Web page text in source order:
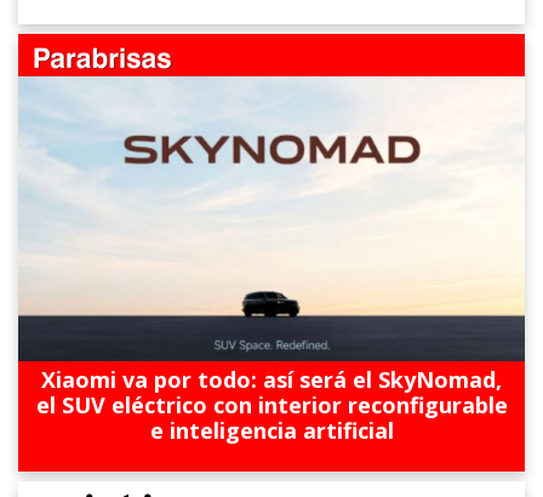
Xiaomi va por todo: así será el SkyNomad,
el SUV eléctrico con interior reconfigurable
e inteligencia artificial